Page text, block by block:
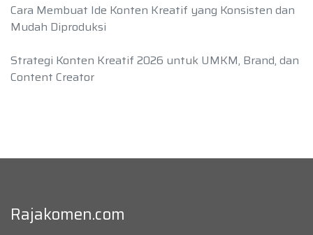
Cara Membuat Ide Konten Kreatif yang Konsisten dan
Mudah Diproduksi
Strategi Konten Kreatif 2026 untuk UMKM, Brand, dan
Content Creator
Rajakomen.com